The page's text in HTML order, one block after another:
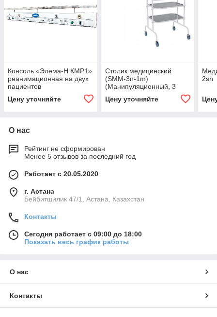
Консоль «Элема-Н КМР1»
реанимационная на двух
пациентов
Цену уточняйте
Столик медицинский
(SMM-3n-1m)
(Манипуляционный, 3
металл)
Цену уточняйте
2sn
О нас
Рейтинг не сформирован
Менее 5 отзывов за последний год
Работает с 20.05.2020
г. Астана
Бейбитшилик 47/1, Астана, Казахстан
Контакты
Сегодня работает с 09:00 до 18:00
Показать весь график работы
О нас
Контакты